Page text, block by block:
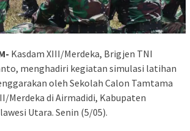
Kasdam XIII/Merdeka, Brigjen TNI
menghadiri kegiatan simulasi latihan
oleh Sekolah Calon Tamtama
Merdeka di Airmadidi, Kabupaten
Utara. Senin (5/05).